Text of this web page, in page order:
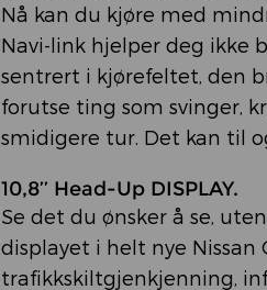
Nå kan du kjøre med
Navi-link hjelper deg ikke
sentrert i kjørefeltet, den
forutse ting som svinger,
smidigere tur. Det kan til
10,8’’ Head-Up DISPLAY.
Se det du ønsker å se,
displayet i helt nye Nissan
trafikkskiltgjenkjenning,